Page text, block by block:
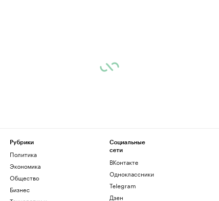
Рубрики
Политика
Экономика
Общество
Бизнес
Социальные
сети
ВКонтакте
Одноклассники
Telegram
Дзен